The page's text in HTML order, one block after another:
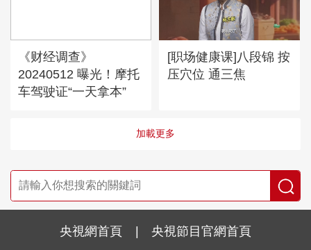
《财经调查》
20240512 曝光！摩托
车驾驶证“一天拿本”
[职场健康课]八段锦 按
压穴位 通三焦
加載更多
央視網首頁 | 央視節目官網首頁